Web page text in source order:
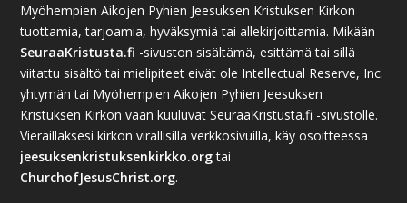
Myöhempien Aikojen Pyhien Jeesuksen Kristuksen Kirkon
tuottamia, tarjoamia, hyväksymiä tai allekirjoittamia. Mikään
SeuraaKristusta.fi -sivuston sisältämä, esittämä tai sillä
viitattu sisältö tai mielipiteet eivät ole Intellectual Reserve, Inc.
yhtymän tai Myöhempien Aikojen Pyhien Jeesuksen
Kristuksen Kirkon vaan kuuluvat SeuraaKristusta.fi -sivustolle.
Vieraillaksesi kirkon virallisilla verkkosivuilla, käy osoitteessa
jeesuksenkristuksenkirkko.orgtai
ChurchofJesusChrist.org.